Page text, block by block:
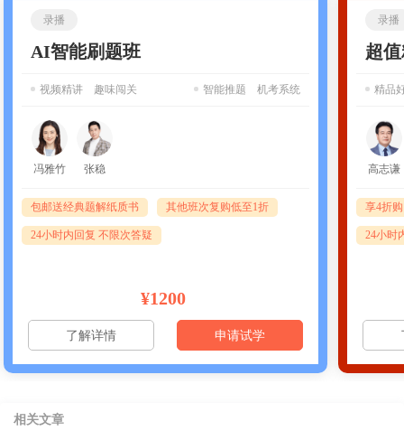
AI智能刷题班
录播
视频精讲 趣味闯关 智能推题 机考系统
冯雅竹 张稳
包邮送经典题解纸质书 其他班次复购低至1折
24小时内回复 不限次答疑
¥1200
了解详情 申请试学
超
录播
精品
高志谦
享4折
24小时
相关文章